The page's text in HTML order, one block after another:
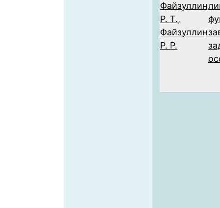
Файзуллин
Р. Т.,
Файзуллин
Р. Р.